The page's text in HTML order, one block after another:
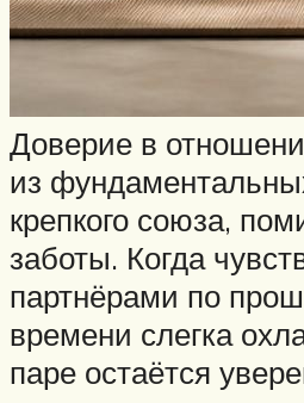
Доверие в
из
крепкого союза,
заботы. Когда
партнёрами по
времени слегка
паре остаётся